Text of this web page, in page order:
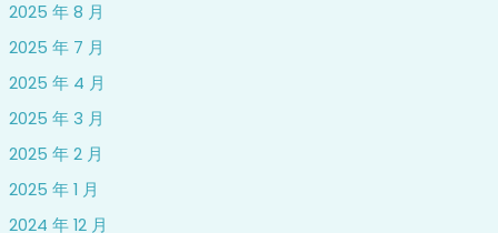
2025 年 8 月
2025 年 7 月
2025 年 4 月
2025 年 3 月
2025 年 2 月
2025 年 1 月
2024 年 12 月